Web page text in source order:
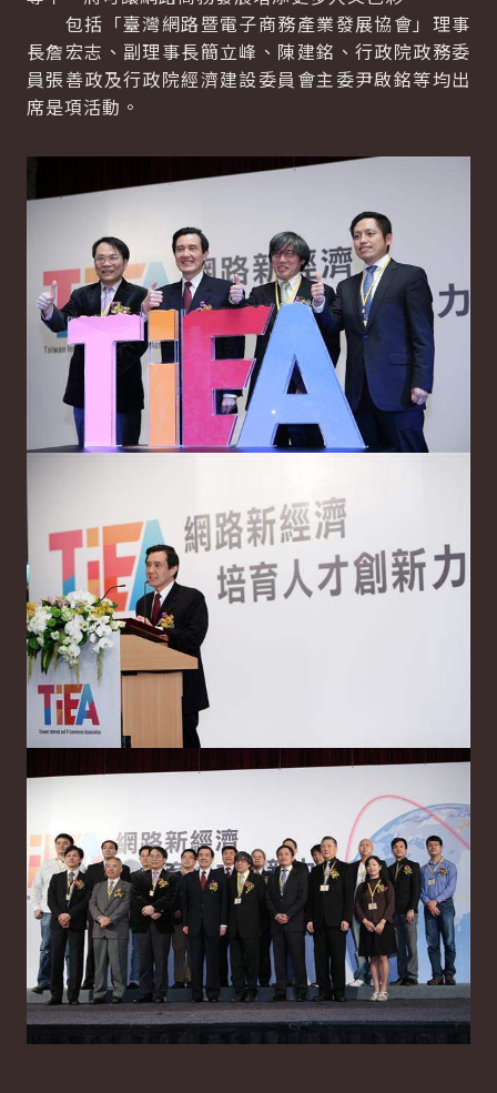
包括「臺灣網路暨電子商務產業發展協會」理事
長詹宏志、副理事長簡立峰、陳建銘、行政院政務委
員張善政及行政院經濟建設委員會主委尹啟銘等均出
席是項活動。